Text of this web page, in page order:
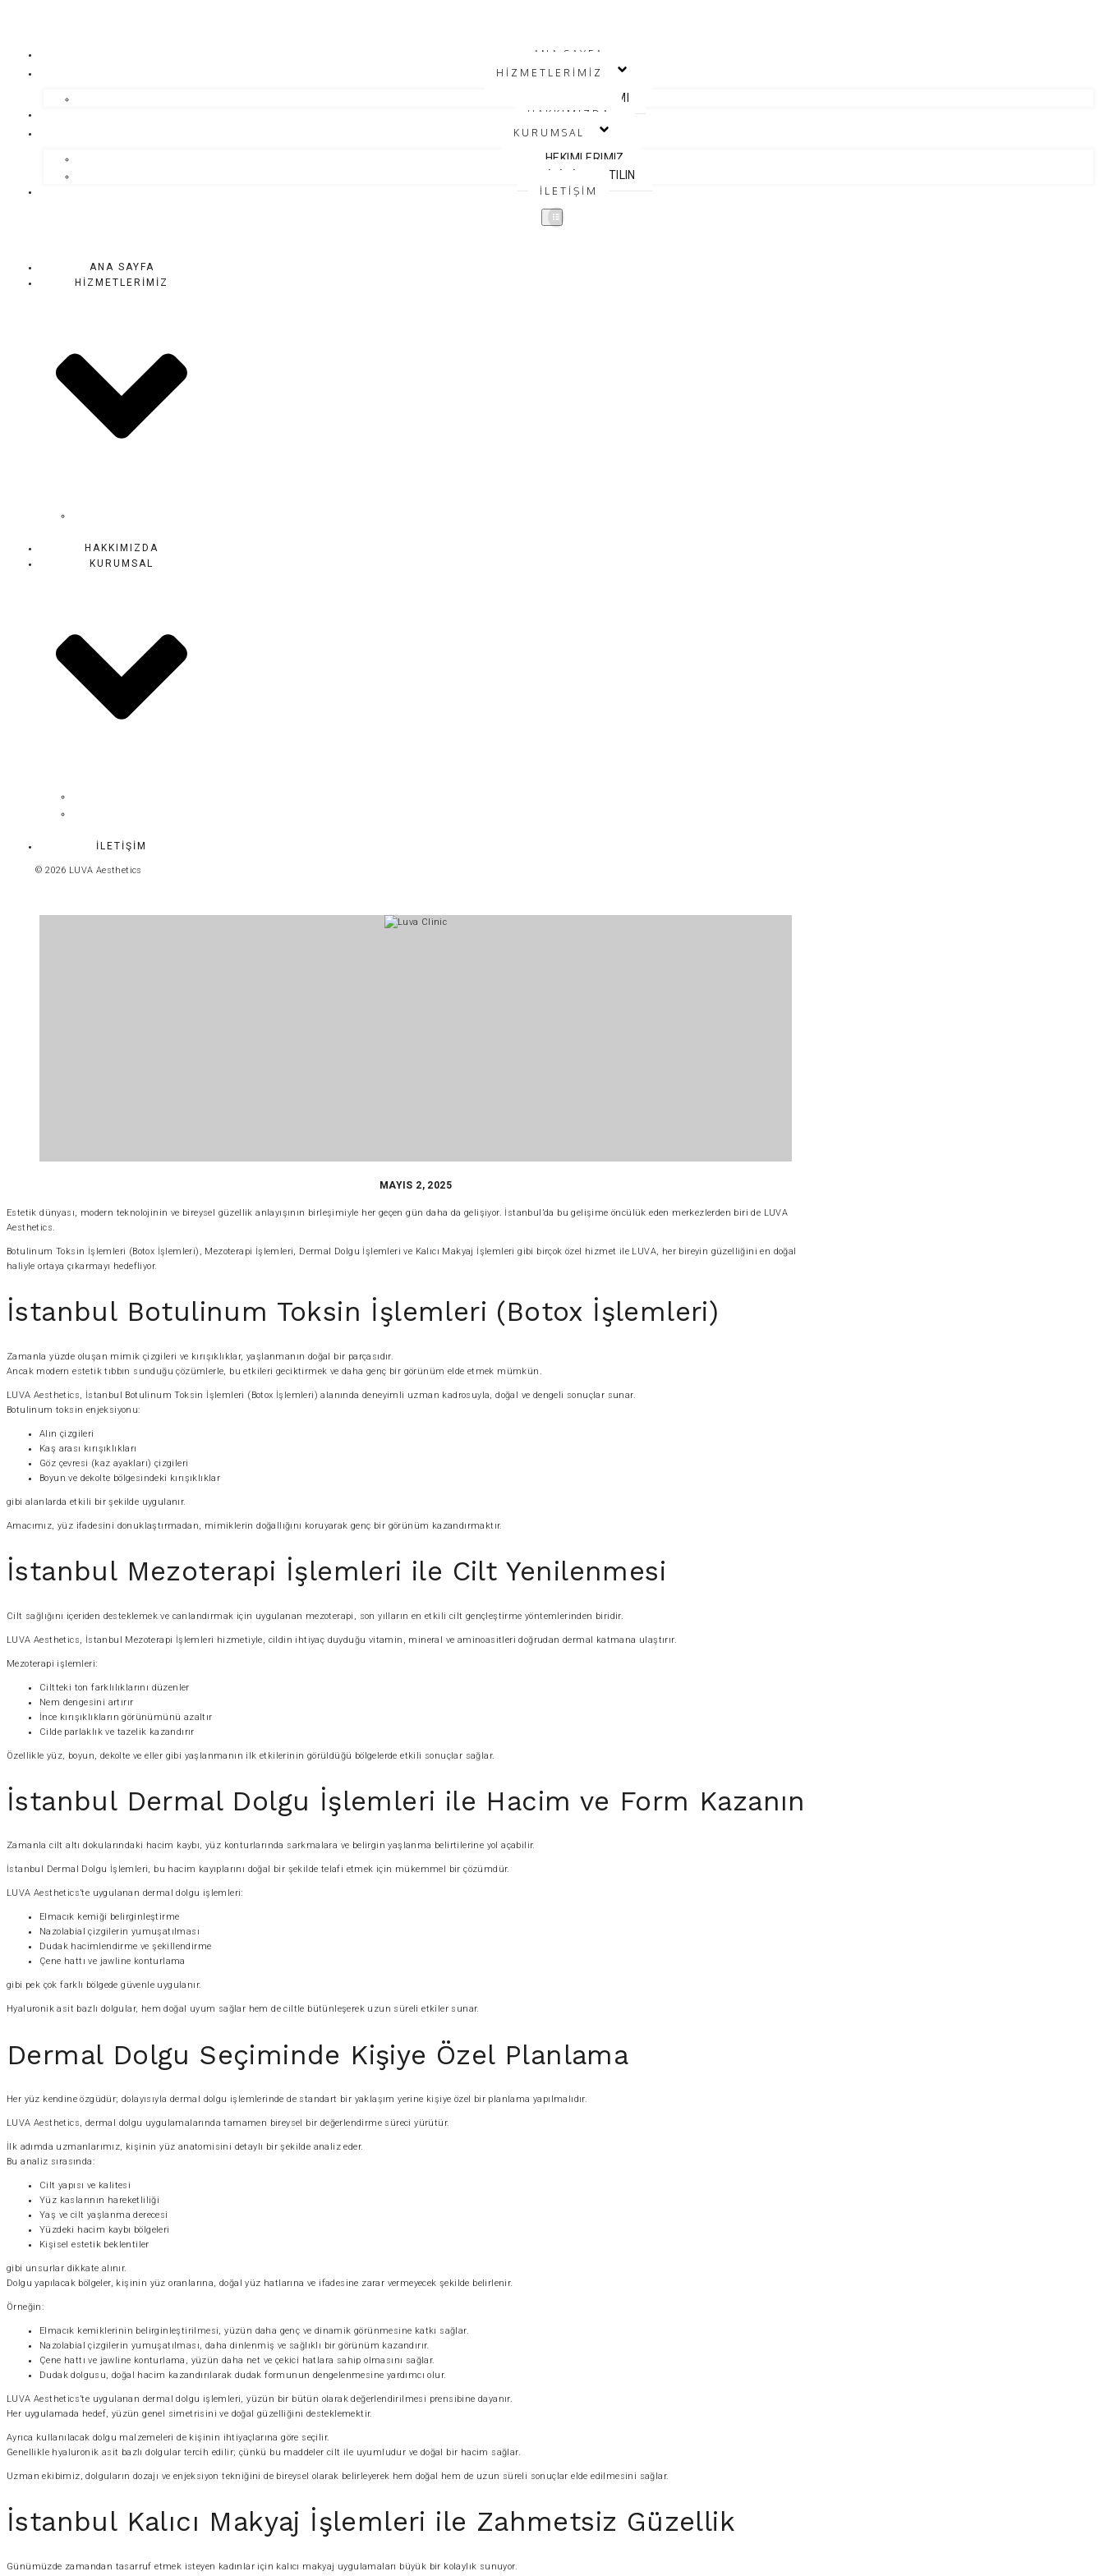
ANA SAYFA
HİZMETLERİMİZ
SAGLIK TURIZMI
HAKKIMIZDA
KURUMSAL
HEKIMLERIMIZ
EKİBİMİZE KATILIN
İLETİŞİM
ANA SAYFA
HİZMETLERİMİZ
HAKKIMIZDA
KURUMSAL
İLETİŞİM
© 2026 LUVA Aesthetics
MAYIS 2, 2025
Estetik dünyası, modern teknolojinin ve bireysel güzellik anlayışının birleşimiyle her geçen gün daha da gelişiyor. İstanbul’da bu gelişime öncülük eden merkezlerden biri de LUVA
Aesthetics.
Botulinum Toksin İşlemleri (Botox İşlemleri), Mezoterapi İşlemleri, Dermal Dolgu İşlemleri ve Kalıcı Makyaj İşlemleri gibi birçok özel hizmet ile LUVA, her bireyin güzelliğini en doğal
haliyle ortaya çıkarmayı hedefliyor.
İstanbul Botulinum Toksin İşlemleri (Botox İşlemleri)
Zamanla yüzde oluşan mimik çizgileri ve kırışıklıklar, yaşlanmanın doğal bir parçasıdır.
Ancak modern estetik tıbbın sunduğu çözümlerle, bu etkileri geciktirmek ve daha genç bir görünüm elde etmek mümkün.
LUVA Aesthetics, İstanbul Botulinum Toksin İşlemleri (Botox İşlemleri) alanında deneyimli uzman kadrosuyla, doğal ve dengeli sonuçlar sunar.
Botulinum toksin enjeksiyonu:
Alın çizgileri
Kaş arası kırışıklıkları
Göz çevresi (kaz ayakları) çizgileri
Boyun ve dekolte bölgesindeki kırışıklıklar
gibi alanlarda etkili bir şekilde uygulanır.
Amacımız, yüz ifadesini donuklaştırmadan, mimiklerin doğallığını koruyarak genç bir görünüm kazandırmaktır.
İstanbul Mezoterapi İşlemleri ile Cilt Yenilenmesi
Cilt sağlığını içeriden desteklemek ve canlandırmak için uygulanan mezoterapi, son yılların en etkili cilt gençleştirme yöntemlerinden biridir.
LUVA Aesthetics, İstanbul Mezoterapi İşlemleri hizmetiyle, cildin ihtiyaç duyduğu vitamin, mineral ve aminoasitleri doğrudan dermal katmana ulaştırır.
Mezoterapi işlemleri:
Ciltteki ton farklılıklarını düzenler
Nem dengesini artırır
İnce kırışıklıkların görünümünü azaltır
Cilde parlaklık ve tazelik kazandırır
Özellikle yüz, boyun, dekolte ve eller gibi yaşlanmanın ilk etkilerinin görüldüğü bölgelerde etkili sonuçlar sağlar.
İstanbul Dermal Dolgu İşlemleri ile Hacim ve Form Kazanın
Zamanla cilt altı dokularındaki hacim kaybı, yüz konturlarında sarkmalara ve belirgin yaşlanma belirtilerine yol açabilir.
İstanbul Dermal Dolgu İşlemleri, bu hacim kayıplarını doğal bir şekilde telafi etmek için mükemmel bir çözümdür.
LUVA Aesthetics’te uygulanan dermal dolgu işlemleri:
Elmacık kemiği belirginleştirme
Nazolabial çizgilerin yumuşatılması
Dudak hacimlendirme ve şekillendirme
Çene hattı ve jawline konturlama
gibi pek çok farklı bölgede güvenle uygulanır.
Hyaluronik asit bazlı dolgular, hem doğal uyum sağlar hem de ciltle bütünleşerek uzun süreli etkiler sunar.
Dermal Dolgu Seçiminde Kişiye Özel Planlama
Her yüz kendine özgüdür; dolayısıyla dermal dolgu işlemlerinde de standart bir yaklaşım yerine kişiye özel bir planlama yapılmalıdır.
LUVA Aesthetics, dermal dolgu uygulamalarında tamamen bireysel bir değerlendirme süreci yürütür.
İlk adımda uzmanlarımız, kişinin yüz anatomisini detaylı bir şekilde analiz eder.
Bu analiz sırasında:
Cilt yapısı ve kalitesi
Yüz kaslarının hareketliliği
Yaş ve cilt yaşlanma derecesi
Yüzdeki hacim kaybı bölgeleri
Kişisel estetik beklentiler
gibi unsurlar dikkate alınır.
Dolgu yapılacak bölgeler, kişinin yüz oranlarına, doğal yüz hatlarına ve ifadesine zarar vermeyecek şekilde belirlenir.
Örneğin:
Elmacık kemiklerinin belirginleştirilmesi, yüzün daha genç ve dinamik görünmesine katkı sağlar.
Nazolabial çizgilerin yumuşatılması, daha dinlenmiş ve sağlıklı bir görünüm kazandırır.
Çene hattı ve jawline konturlama, yüzün daha net ve çekici hatlara sahip olmasını sağlar.
Dudak dolgusu, doğal hacim kazandırılarak dudak formunun dengelenmesine yardımcı olur.
LUVA Aesthetics’te uygulanan dermal dolgu işlemleri, yüzün bir bütün olarak değerlendirilmesi prensibine dayanır.
Her uygulamada hedef, yüzün genel simetrisini ve doğal güzelliğini desteklemektir.
Ayrıca kullanılacak dolgu malzemeleri de kişinin ihtiyaçlarına göre seçilir.
Genellikle hyaluronik asit bazlı dolgular tercih edilir; çünkü bu maddeler cilt ile uyumludur ve doğal bir hacim sağlar.
Uzman ekibimiz, dolguların dozajı ve enjeksiyon tekniğini de bireysel olarak belirleyerek hem doğal hem de uzun süreli sonuçlar elde edilmesini sağlar.
İstanbul Kalıcı Makyaj İşlemleri ile Zahmetsiz Güzellik
Günümüzde zamandan tasarruf etmek isteyen kadınlar için kalıcı makyaj uygulamaları büyük bir kolaylık sunuyor.